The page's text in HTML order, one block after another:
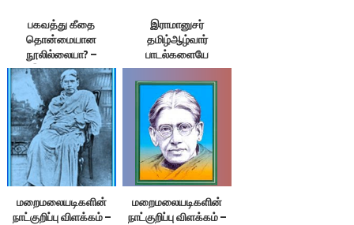
பகவத்து கீதை
தொன்மையான
நூலில்லையா? –
இலக்குவனார்
திருவள்ளுவன்
இராமானுசர்
தமிழ்ஆழ்வார்
பாடல்களையே
பயன்படுத்தி உள்ளார்! –
ப. மருதநாயகம்
மறைமலையடிகளின்
நாட்குறிப்பு விளக்கம் –
மறைமலையடிகளின்
நாட்குறிப்பு விளக்கம் –